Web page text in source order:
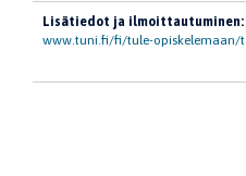
Lisätiedot ja ilmoittautuminen:
www.tuni.fi/fi/tule-opiskelemaan/